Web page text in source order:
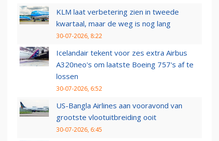
KLM laat verbetering zien in tweede
kwartaal, maar de weg is nog lang
30-07-2026, 8:22
Icelandair tekent voor zes extra Airbus
A320neo's om laatste Boeing 757's af te
lossen
30-07-2026, 6:52
US-Bangla Airlines aan vooravond van
grootste vlootuitbreiding ooit
30-07-2026, 6:45